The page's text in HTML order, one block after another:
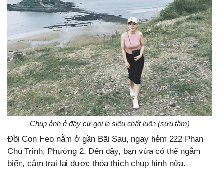
Chụp ảnh ở đây cứ gọi là siêu chất luôn (sưu tầm)
Đồi Con Heo nằm ở gần Bãi Sau, ngay hẻm 222 Phan
Chu Trinh, Phường 2. Đến đây, bạn vừa có thể ngắm
biển, cắm trại lại được thỏa thích chụp hình nữa.